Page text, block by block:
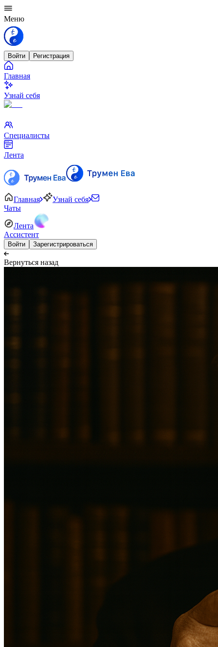
Меню
Войти Регистрация
Главная
Узнай себя
Специалисты
Лента
Главная
Узнай себя
Чаты
Лента
Ассистент
Войти Зарегистрироваться
Вернуться назад